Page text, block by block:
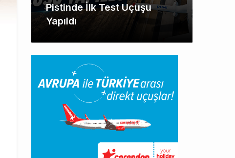
Pistinde İlk Test Uçuşu
Yapıldı